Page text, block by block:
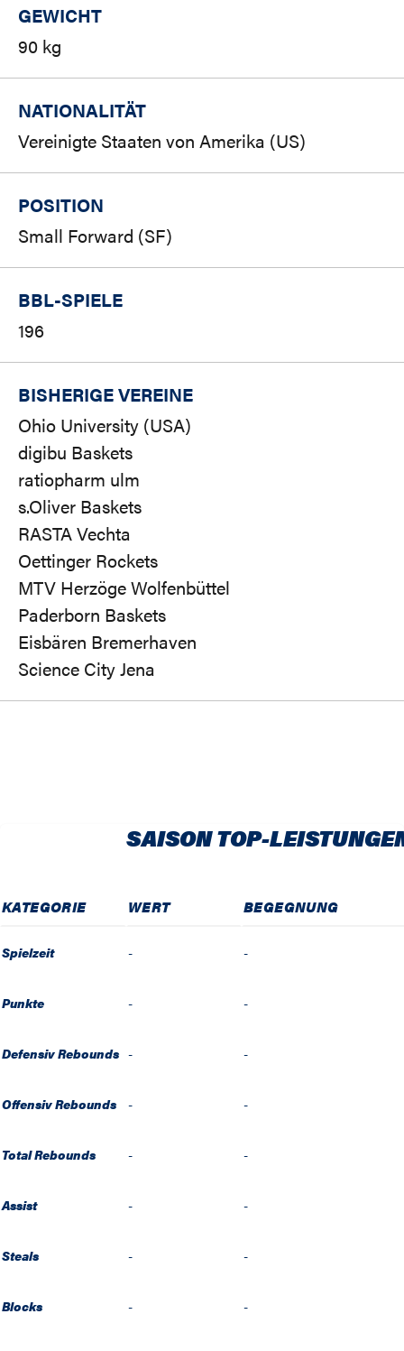
GEWICHT
90 kg
NATIONALITÄT
Vereinigte Staaten von Amerika (US)
POSITION
Small Forward (SF)
BBL-SPIELE
196
BISHERIGE VEREINE
Ohio University (USA)
digibu Baskets
ratiopharm ulm
s.Oliver Baskets
RASTA Vechta
Oettinger Rockets
MTV Herzöge Wolfenbüttel
Paderborn Baskets
Eisbären Bremerhaven
Science City Jena
SAISON TOP-
KATEGORIE WERT BEGEGNUNG
Spielzeit - -
Punkte - -
Defensiv Rebounds - -
Offensiv Rebounds - -
Total Rebounds - -
Assist - -
Steals - -
Blocks - -